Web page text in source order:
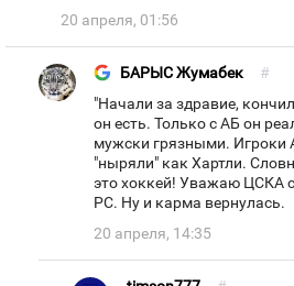
20 апреля, 01:56
БАРЫС Жумабек #
"Начали за здравие,
он есть. Только с АБ он
мужски грязными. Игроки
"ныряли" как Хартли.
это хоккей! Уважаю ЦСКА
РС. Ну и карма вернулась.
20 апреля, 14:35